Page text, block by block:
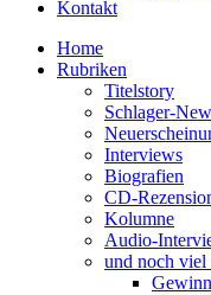
Kontakt
Home
Rubriken
Titelstory
Schlager-
Interviews
Biografien
CD-
Kolumne
Audio-
und noch viel